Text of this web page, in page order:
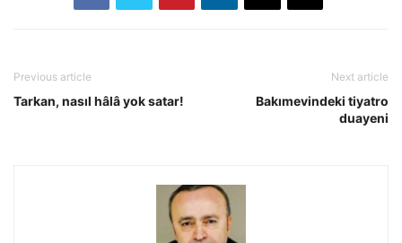
Previous article
Tarkan, nasıl hâlâ yok satar!
Next article
Bakımevindeki tiyatro
duayeni